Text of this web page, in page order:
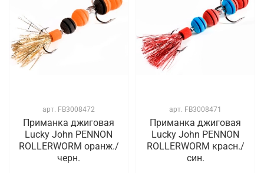
арт. FB3008472
Приманка джиговая
Lucky John PENNON
ROLLERWORM оранж./
черн.
арт. FB3008471
Приманка джиговая
Lucky John PENNON
ROLLERWORM красн./
син.